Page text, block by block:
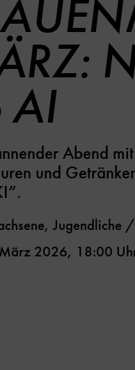
AI
Abend
und
Jugendliche
2026, 18:00